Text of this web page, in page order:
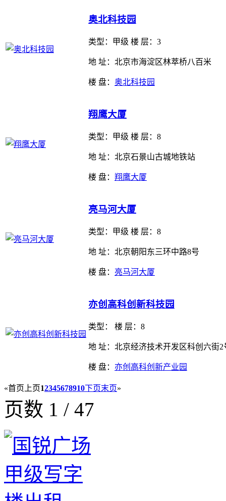
奥北科技园
类型： 甲级 楼 层：3
地 址：北京市海淀区林萃桥八百米
楼 盘： 奥北科技园
翔鹰大厦
类型： 甲级 楼 层：8
地 址：北京石景山古城地铁站
楼 盘： 翔鹰大厦
亮马河大厦
类型： 甲级 楼 层：8
地 址：北京朝阳东三环中路8号
楼 盘： 亮马河大厦
亦创高科创新科技园
类型： 楼 层：8
地 址：北京经济技术开发区科创六街2
楼 盘： 亦创高科创新产业园
«首页 上页12345678910下页末页»
页数 1 / 47